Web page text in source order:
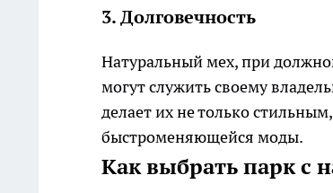
3. Долговечность
Натуральный мех, при
могут служить своему
делает их не только
быстроменяющейся моды.
Как выбрать парк с